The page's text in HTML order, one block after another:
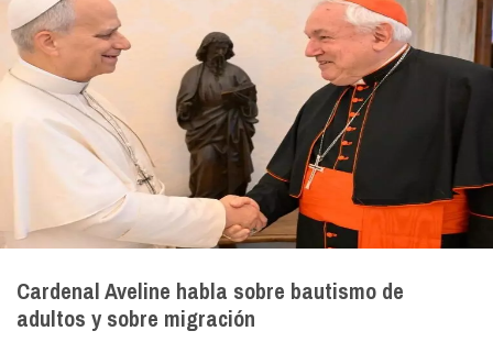
Cardenal Aveline habla sobre bautismo de
adultos y sobre migración